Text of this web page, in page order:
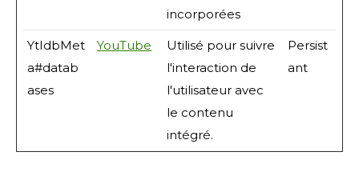
incorporées
YtIdbMet
a#datab
ases
YouTube
Utilisé pour suivre
l'interaction de
l'utilisateur avec
le contenu
intégré.
Persist
ant